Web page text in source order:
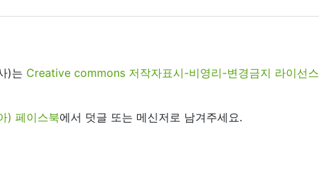
)는 Creative commons 저작자표시-비영리-변경금지 라이선스
) 페이스북에서 덧글 또는 메신저로 남겨주세요.